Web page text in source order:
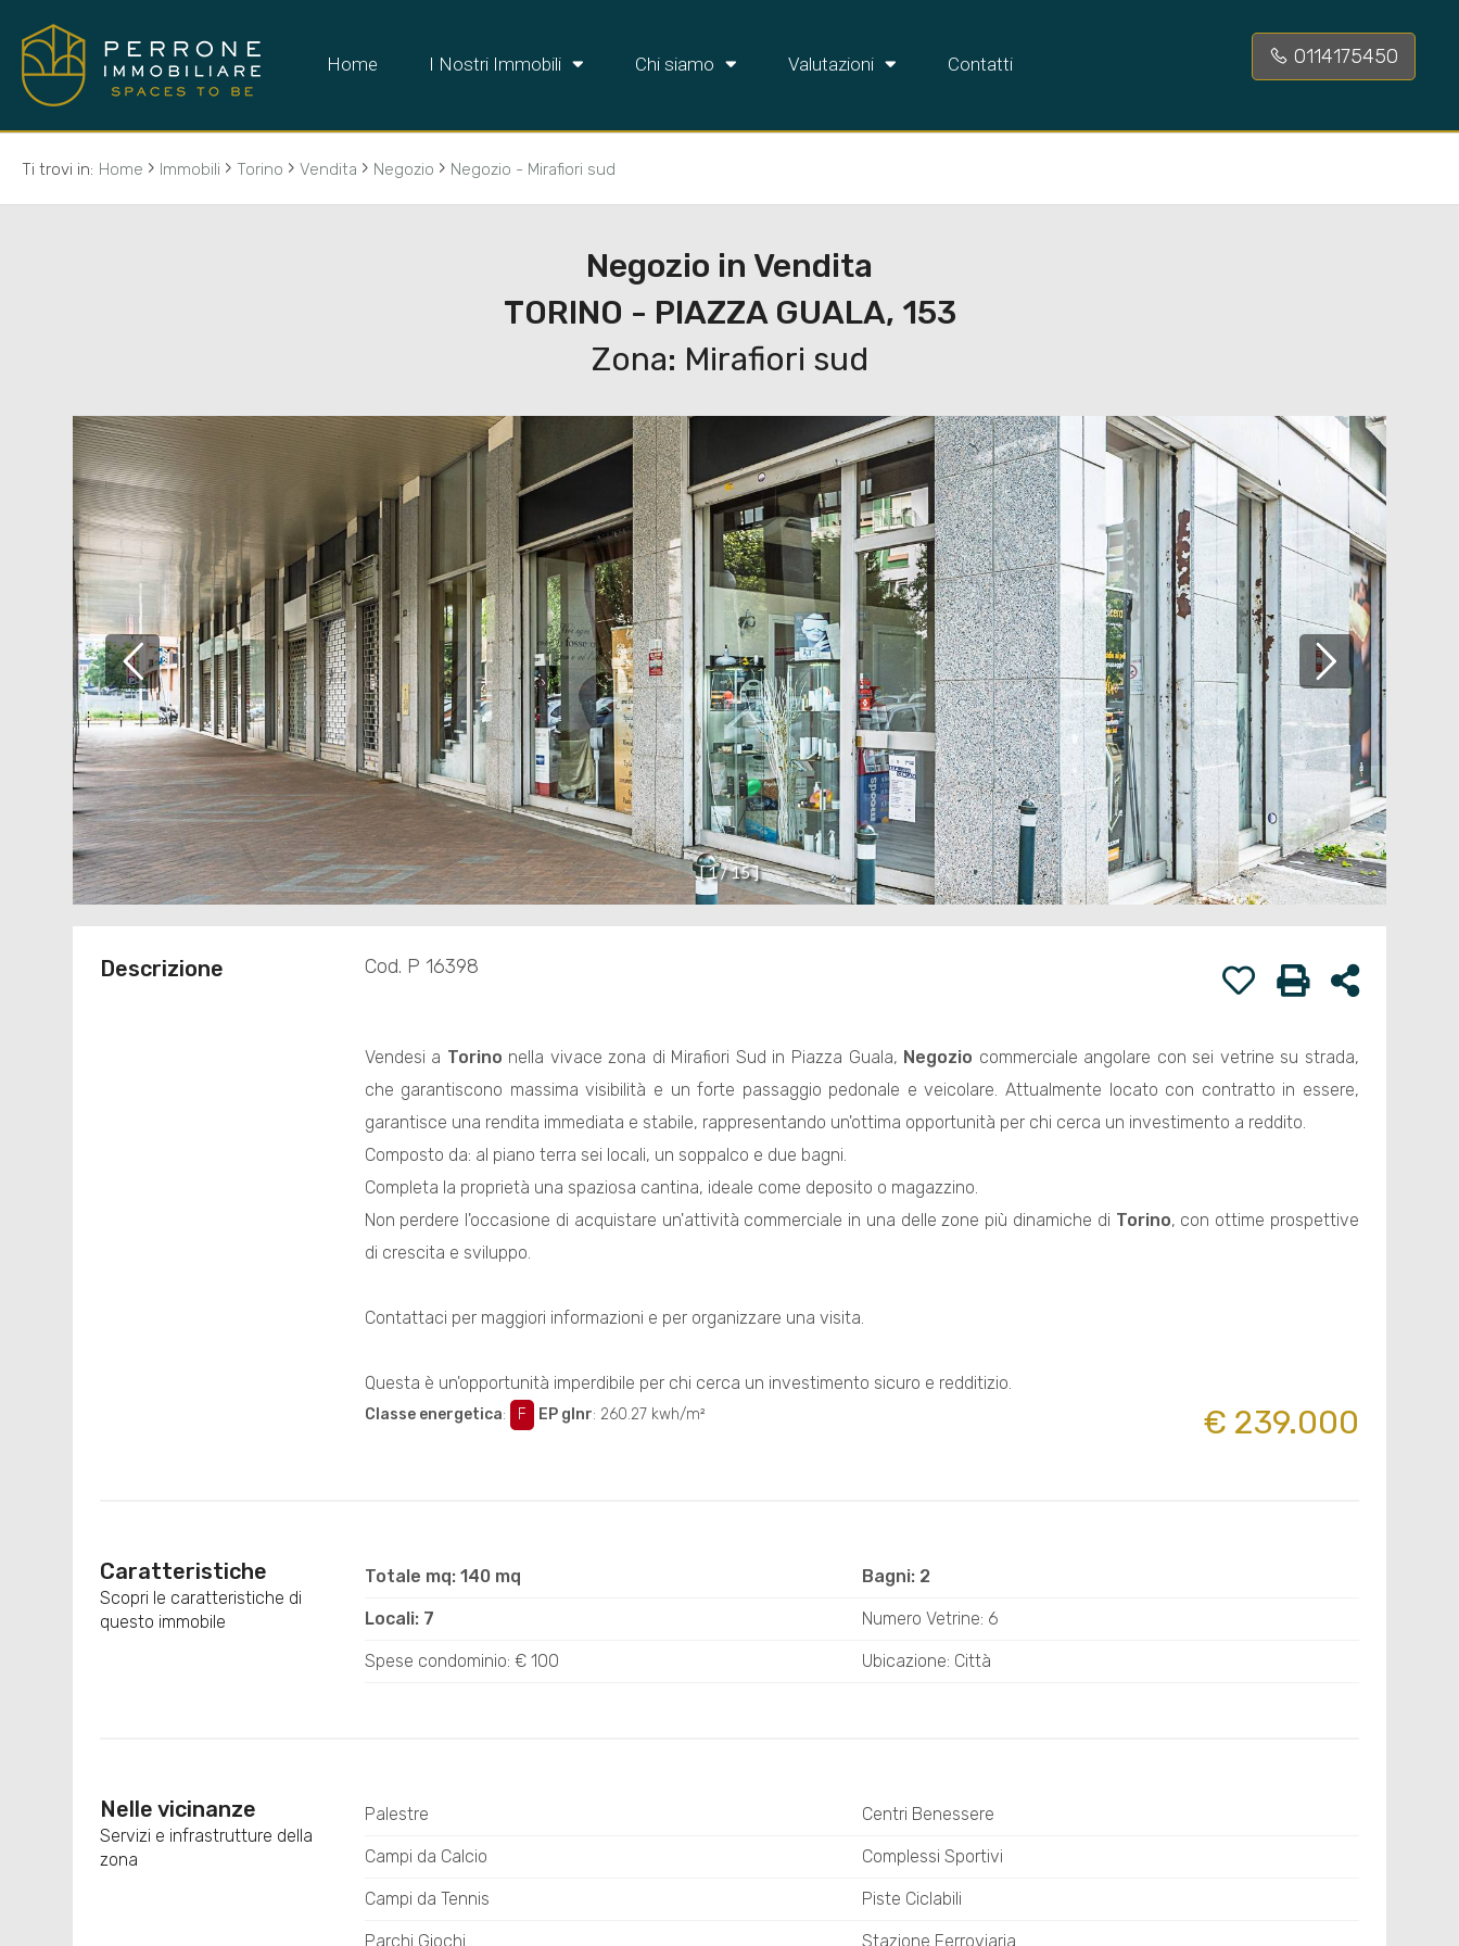
Home I Nostri Immobili Chi siamo Valutazioni Contatti 0114175450
Ti trovi in: Home › Immobili › Torino › Vendita › Negozio › Negozio - Mirafiori sud
Negozio in Vendita
TORINO - PIAZZA GUALA, 153
Zona: Mirafiori sud
[1/15]
Descrizione Cod. P 16398
Vendesi a Torino nella vivace zona di Mirafiori Sud in Piazza Guala, Negozio commerciale angolare con sei vetrine su strada,
che garantiscono massima visibilità e un forte passaggio pedonale e veicolare. Attualmente locato con contratto in essere,
garantisce una rendita immediata e stabile, rappresentando un'ottima opportunità per chi cerca un investimento a reddito.
Composto da: al piano terra sei locali, un soppalco e due bagni.
Completa la proprietà una spaziosa cantina, ideale come deposito o magazzino.
Non perdere l'occasione di acquistare un'attività commerciale in una delle zone più dinamiche di Torino, con ottime prospettive
di crescita e sviluppo.
Contattaci per maggiori informazioni e per organizzare una visita.
Questa è un'opportunità imperdibile per chi cerca un investimento sicuro e redditizio.
Classe energetica: F EP glnr: 260.27 kwh/m² € 239.000
Caratteristiche
Scopri le caratteristiche di
questo immobile
Totale mq: 140 mq Bagni: 2
Locali: 7 Numero Vetrine: 6
Spese condominio: € 100 Ubicazione: Città
Nelle vicinanze
Servizi e infrastrutture della
zona
Palestre Centri Benessere
Campi da Calcio Complessi Sportivi
Campi da Tennis Piste Ciclabili
Parchi Giochi Stazione Ferroviaria